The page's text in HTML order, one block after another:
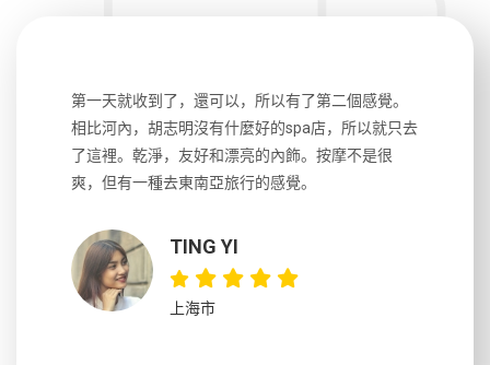
第一天就收到了，還可以，所以有了第二個感覺。
相比河內，胡志明沒有什麼好的spa店，所以就只去
了這裡。乾淨，友好和漂亮的內飾。按摩不是很
爽，但有一種去東南亞旅行的感覺。
TING YI
上海市